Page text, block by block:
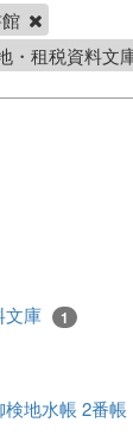
・租税資料文
文庫 1
地水帳 2番帳